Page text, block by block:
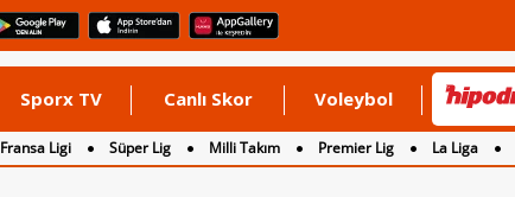
Sporx TV Canlı Skor Voleybol
Fransa Ligi Süper Lig Milli Takım Premier Lig La Liga